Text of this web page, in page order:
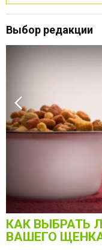
Выбор редакции
КАК ВЫБРАТЬ
ВАШЕГО